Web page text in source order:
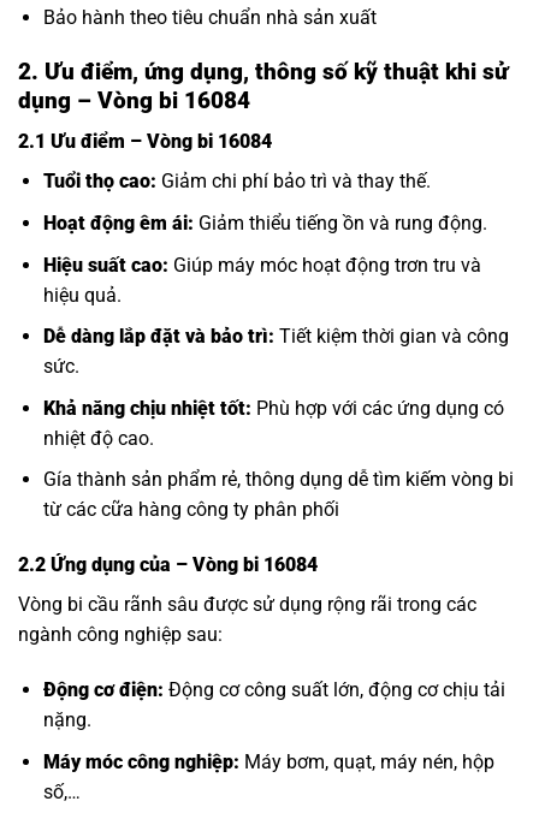
Bảo hành theo tiêu chuẩn nhà sản xuất
2. Ưu điểm, ứng dụng, thông số kỹ thuật khi sử
dụng – Vòng bi 16084
2.1 Ưu điểm – Vòng bi 16084
Tuổi thọ cao: Giảm chi phí bảo trì và thay thế.
Hoạt động êm ái: Giảm thiểu tiếng ồn và rung động.
Hiệu suất cao: Giúp máy móc hoạt động trơn tru và
hiệu quả.
Dễ dàng lắp đặt và bảo trì: Tiết kiệm thời gian và công
sức.
Khả năng chịu nhiệt tốt: Phù hợp với các ứng dụng có
nhiệt độ cao.
Gía thành sản phẩm rẻ, thông dụng dễ tìm kiếm vòng bi
từ các cữa hàng công ty phân phối
2.2 Ứng dụng của – Vòng bi 16084
Vòng bi cầu rãnh sâu được sử dụng rộng rãi trong các
ngành công nghiệp sau:
Động cơ điện: Động cơ công suất lớn, động cơ chịu tải
nặng.
Máy móc công nghiệp: Máy bơm, quạt, máy nén, hộp
số,…